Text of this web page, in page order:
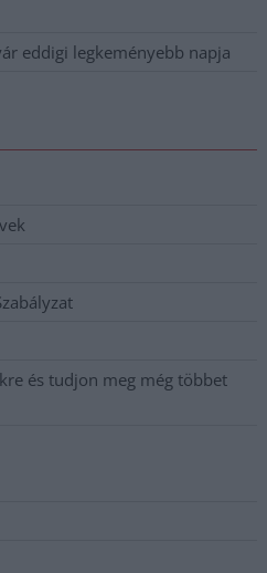
eddigi legkeményebb napja
és tudjon meg még többet